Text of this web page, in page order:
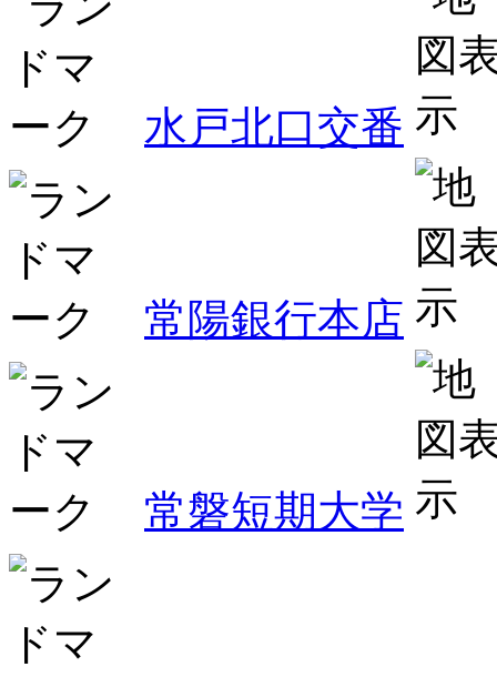
水戸北口交番
常陽銀行本店
常磐短期大学